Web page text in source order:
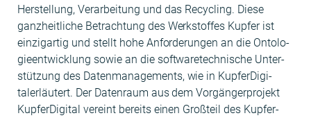
Her­stel­lung, Ver­ar­beitung und das Recy­cling. Diese
ganzheitliche Betra­ch­tung des Werk­stoffes Kupfer ist
einzi­gar­tig und stellt hohe Anforderun­gen an die Ontolo­
gieen­twick­lung sowie an die soft­waretech­nis­che Unter­
stützung des Daten­man­age­ments, wie in Kupfer­Dig­i­
taler­läutert. Der Daten­raum aus dem Vorgänger­pro­jekt
Kupfer­Dig­i­tal vere­int bere­its einen Großteil des Kupfer-